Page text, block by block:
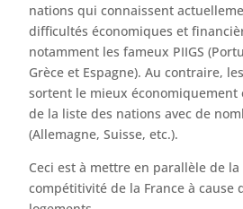
nations qui connaissent
difficultés économiques et
notamment les fameux PIIGS
Grèce et Espagne). Au contraire,
sortent le mieux
de la liste des nations avec de
(Allemagne, Suisse, etc.).
Ceci est à mettre en parallèle de
compétitivité de la France à cause